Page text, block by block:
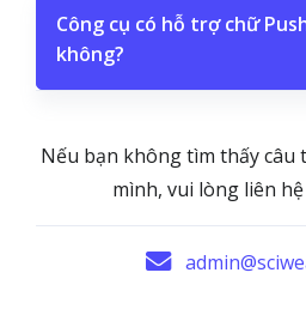
Công cụ có hỗ trợ chữ
không?
Nếu bạn không tìm thấy câu
mình, vui lòng liên